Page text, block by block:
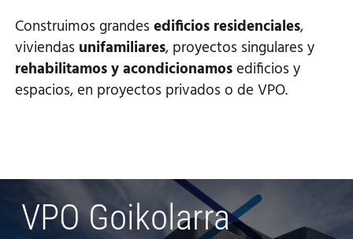
Construimos grandesedificios residenciales,
viviendas unifamiliares, proyectos singulares y
rehabilitamos y acondicionamosedificios y
espacios, en proyectos privados o de VPO.
VPO Goikolarra